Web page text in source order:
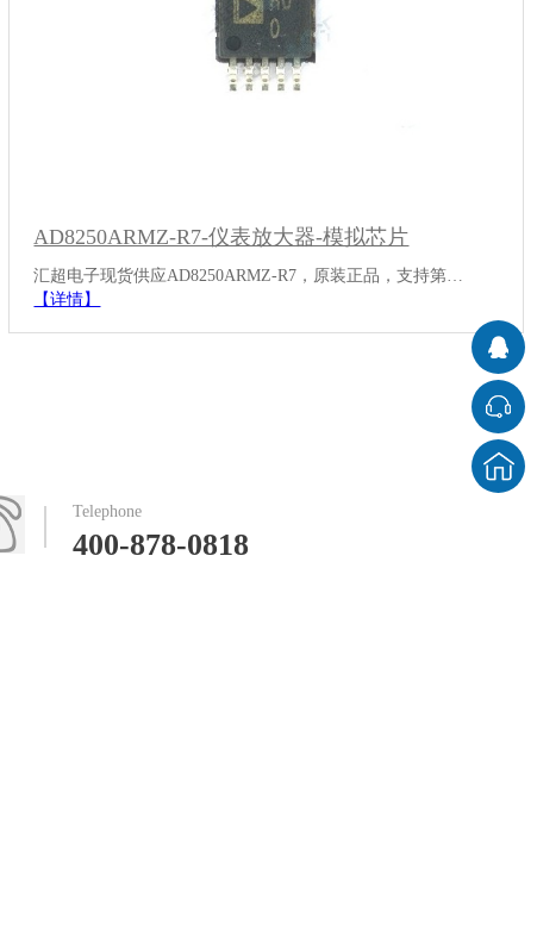
AD8250ARMZ-R7-仪表放大器-模拟芯片
汇超电子现货供应AD8250ARMZ-R7，原装正品，支持第…
【详情】
Telephone
400-878-0818